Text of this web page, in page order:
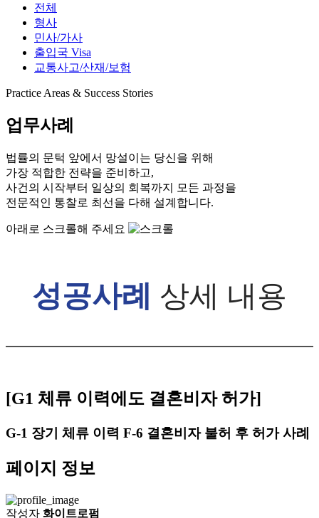
전체
형사
민사/가사
출입국 Visa
교통사고/산재/보험
Practice Areas & Success Stories
업무사례
법률의 문턱 앞에서 망설이는 당신을 위해
가장 적합한 전략을 준비하고,
사건의 시작부터 일상의 회복까지 모든 과정을
전문적인 통찰로 최선을 다해 설계합니다.
아래로 스크롤해 주세요
성공사례 상세 내용
[G1 체류 이력에도 결혼비자 허가]
G-1 장기 체류 이력 F-6 결혼비자 불허 후 허가 사례
페이지 정보
작성자 화이트로펌